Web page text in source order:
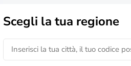
Scegli la tua regione